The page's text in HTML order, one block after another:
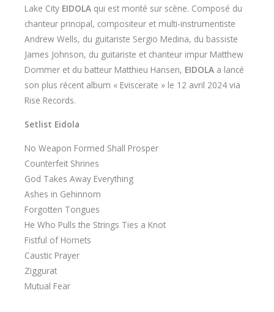
Lake City EIDOLA qui est monté sur scène. Composé du
chanteur principal, compositeur et multi-instrumentiste
Andrew Wells, du guitariste Sergio Medina, du bassiste
James Johnson, du guitariste et chanteur impur Matthew
Dommer et du batteur Matthieu Hansen, EIDOLA a lancé
son plus récent album « Eviscerate » le 12 avril 2024 via
Rise Records.
Setlist Eidola
No Weapon Formed Shall Prosper
Counterfeit Shrines
God Takes Away Everything
Ashes in Gehinnom
Forgotten Tongues
He Who Pulls the Strings Ties a Knot
Fistful of Hornets
Caustic Prayer
Ziggurat
Mutual Fear